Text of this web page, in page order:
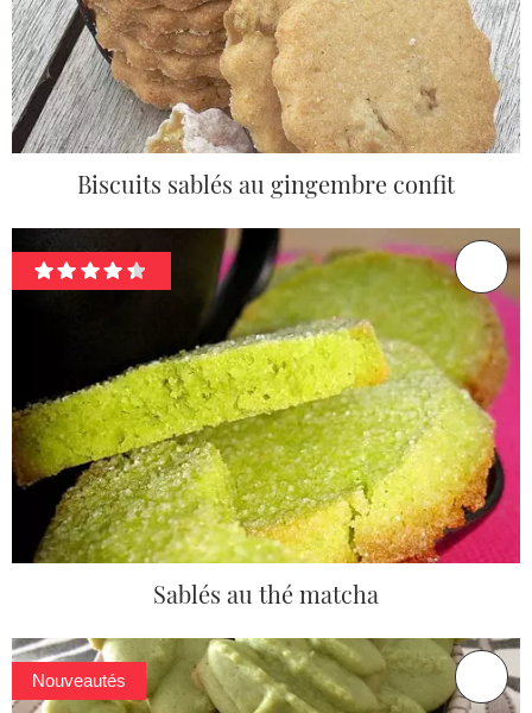
Biscuits sablés au gingembre confit
Sablés au thé matcha
Nouveautés